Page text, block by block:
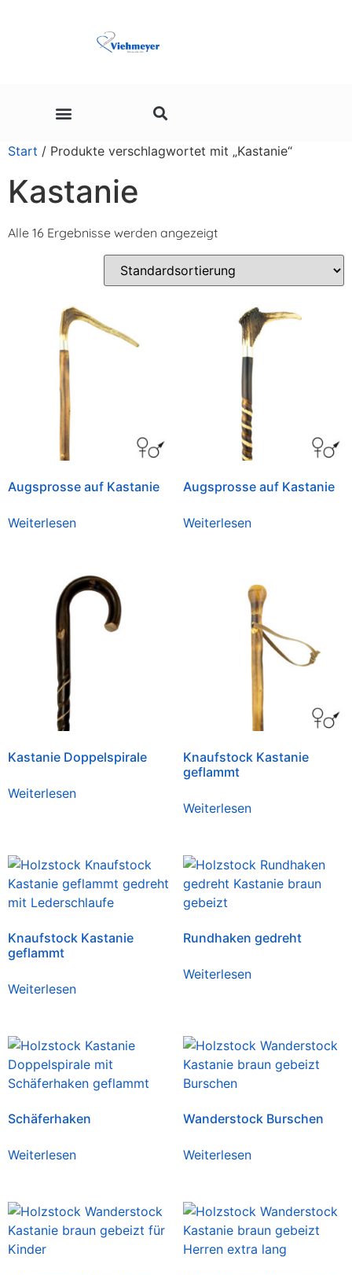
Start / Produkte verschlagwortet mit „Kastanie“
Kastanie
Alle 16 Ergebnisse werden angezeigt
Augsprosse auf Kastanie
Weiterlesen
Augsprosse auf Kastanie
Weiterlesen
Kastanie Doppelspirale
Weiterlesen
Knaufstock Kastanie
geflammt
Weiterlesen
Knaufstock Kastanie
geflammt
Weiterlesen
Rundhaken gedreht
Weiterlesen
Schäferhaken
Weiterlesen
Wanderstock Burschen
Weiterlesen